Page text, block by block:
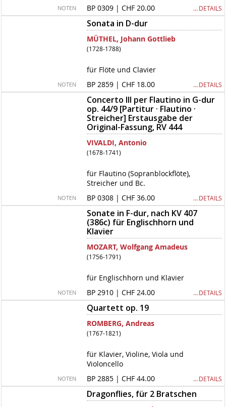
NOTEN BP 0309 | CHF 20.00 … DETAILS
Sonata in D-dur
MÜTHEL, Johann Gottlieb
(1728-1788)
für Flöte und Clavier
NOTEN BP 2859 | CHF 18.00 … DETAILS
Concerto III per Flautino in G-dur
op. 44/9 [Partitur · Flautino ·
Streicher] Erstausgabe der
Original-Fassung, RV 444
VIVALDI, Antonio
(1678-1741)
für Flautino (Sopranblockflöte),
Streicher und Bc.
NOTEN BP 0308 | CHF 36.00 … DETAILS
Sonate in F-dur, nach KV 407
(386c) für Englischhorn und
Klavier
MOZART, Wolfgang Amadeus
(1756-1791)
für Englischhorn und Klavier
NOTEN BP 2910 | CHF 24.00 … DETAILS
Quartett op. 19
ROMBERG, Andreas
(1767-1821)
für Klavier, Violine, Viola und
Violoncello
NOTEN BP 2885 | CHF 44.00 … DETAILS
Dragonflies, für 2 Bratschen